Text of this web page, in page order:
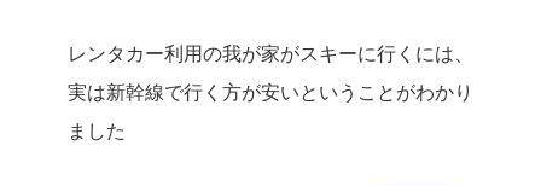
レンタカー利用の我が家がスキーに行くには、
実は新幹線で行く方が安いということがわかり
ました